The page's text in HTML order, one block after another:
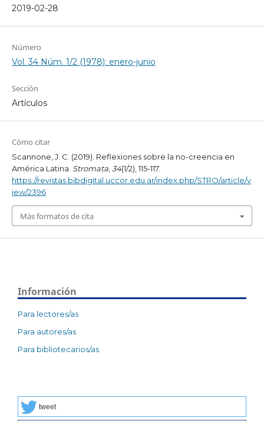
2019-02-28
Número
Vol. 34 Núm. 1/2 (1978): enero-junio
Sección
Artículos
Cómo citar
Scannone, J. C. (2019). Reflexiones sobre la no-creencia en
América Latina. Stromata,34(1/2), 115-117.
https://revistas.bibdigital.uccor.edu.ar/index.php/STRO/article/v
iew/2396
Más formatos de cita
Información
Para lectores/as
Para autores/as
Para bibliotecarios/as
tweet